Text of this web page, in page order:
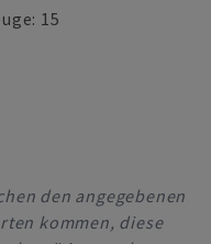
15
den angegebenen
kommen, diese